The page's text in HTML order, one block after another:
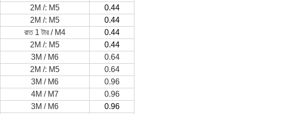
2M /: M5
0.44
2M /: M5
0.44
রাত 1 টার / M4
0.44
2M /: M5
0.44
3M / M6
0.64
2M /: M5
0.64
3M / M6
0.96
4M / M7
0.96
3M / M6
0.96